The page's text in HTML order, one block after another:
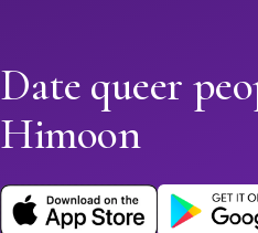
Date queer
Himoon